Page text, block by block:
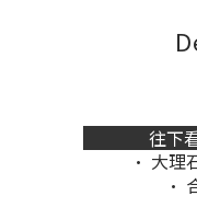
往下
• 大理
•